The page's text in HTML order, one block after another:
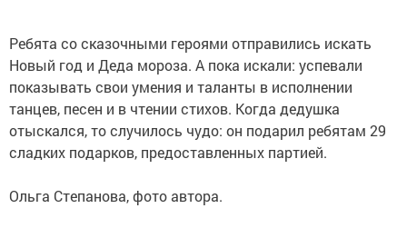
Ребята со сказочными героями отправились искать
Новый год и Деда мороза. А пока искали: успевали
показывать свои умения и таланты в исполнении
танцев, песен и в чтении стихов. Когда дедушка
отыскался, то случилось чудо: он подарил ребятам 29
сладких подарков, предоставленных партией.
Ольга Степанова, фото автора.